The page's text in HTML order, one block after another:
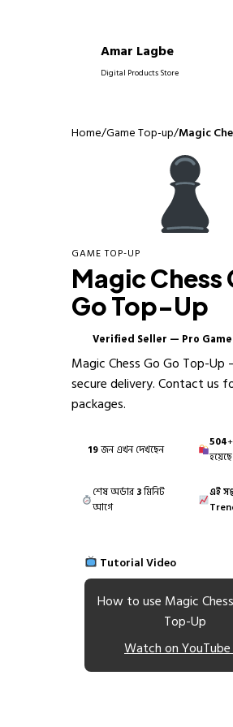
Amar Lagbe
Digital Products Store
Home/Game Top-up/Magic
GAME TOP-UP
Magic Chess
Go Top-Up
Verified Seller — Pro
Magic Chess Go Go Top-
secure delivery. Contact us
packages.
19জন এখন দেখছেন 504
হয়েছে
শেষ অর্ডার3মিনিট
আগে
এই
Tutorial Video
How to use Magic
Top-Up
Watch on